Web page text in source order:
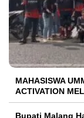
MAHASISWA
ACTIVATION
Bupati Malang